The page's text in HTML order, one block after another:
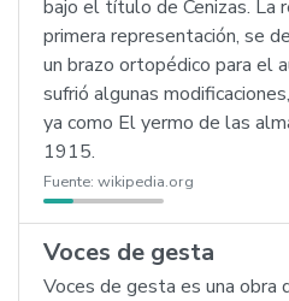
bajo el título de Cenizas. La
primera representación, se
un brazo ortopédico para el
sufrió algunas
ya como El yermo de las
1915.
Fuente: wikipedia.org
Voces de gesta
Voces de gesta es una obra